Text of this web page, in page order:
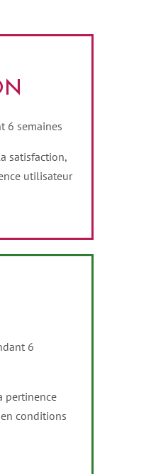
6 semaines
satisfaction,
utilisateur
6
pertinence
conditions